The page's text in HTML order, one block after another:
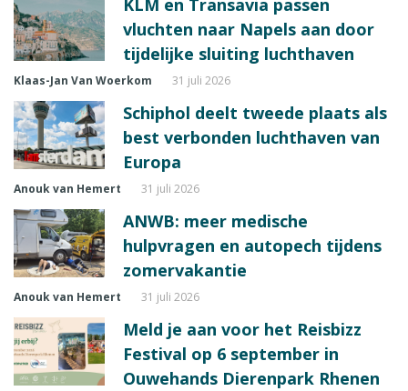
KLM en Transavia passen
vluchten naar Napels aan door
tijdelijke sluiting luchthaven
Klaas-Jan Van Woerkom 31 juli 2026
Schiphol deelt tweede plaats als
best verbonden luchthaven van
Europa
Anouk van Hemert 31 juli 2026
ANWB: meer medische
hulpvragen en autopech tijdens
zomervakantie
Anouk van Hemert 31 juli 2026
Meld je aan voor het Reisbizz
Festival op 6 september in
Ouwehands Dierenpark Rhenen